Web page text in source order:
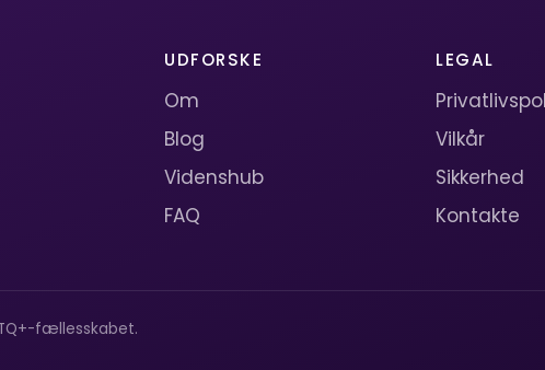
UDFORSKE
Om
Blog
Videnshub
FAQ
LEGAL
Vilkår
Sikkerhed
Kontakte
fællesskabet.